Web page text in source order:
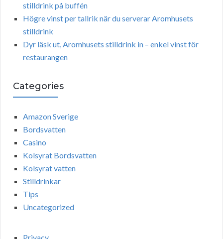
stilldrink på buffén
Högre vinst per tallrik när du serverar Aromhusets
stilldrink
Dyr läsk ut, Aromhusets stilldrink in – enkel vinst för
restaurangen
Categories
Amazon Sverige
Bordsvatten
Casino
Kolsyrat Bordsvatten
Kolsyrat vatten
Stilldrinkar
Tips
Uncategorized